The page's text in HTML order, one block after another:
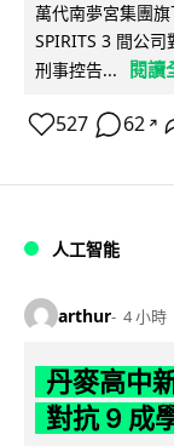
萬代南夢宮集團
SPIRITS 3 間公
刑事控告...
閱讀
527 62 ↗
人工智能
arthur 4 小時
丹麥高中
對抗 9 成